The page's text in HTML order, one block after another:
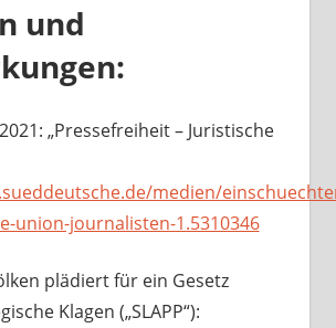
und
„Pressefreiheit – Juristische
medien/
union-journalisten-1.5310346
plädiert für ein Gesetz
Klagen („SLAPP“):